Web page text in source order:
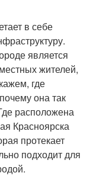
в себе
является
жителей,
где
она так
расположена
Красноярска
протекает
подходит для